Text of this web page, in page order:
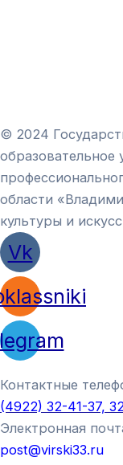
© 2024
образовательное
области
культуры и
Vk
Контактные
(4922) 32-41-37,
Электронная
post@virski33.ru